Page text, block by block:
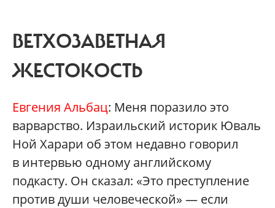
ВЕТХОЗАВЕТНАЯ
ЖЕСТОКОСТЬ
Евгения Альбац: Меня поразило это
варварство. Израильский историк Юваль
Ной Харари об этом недавно говорил
в интервью одному английскому
подкасту. Он сказал: «Это преступление
против души человеческой» — если